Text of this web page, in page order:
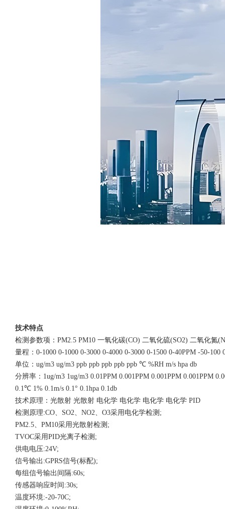
技术特点
检测参数项：PM2.5 PM10 一氧化碳(CO) 二氧化硫(SO2) 二氧化氮
量程：0-1000 0-1000 0-3000 0-4000 0-3000 0-1500 0-40PPM -50-100
单位：ug/m3 ug/m3 ppb ppb ppb ppb ppb ℃ %RH m/s hpa db
分辨率：1ug/m3 1ug/m3 0.01PPM 0.001PPM 0.001PPM 0.001PPM
0.1℃ 1% 0.1m/s 0.1° 0.1hpa 0.1db
技术原理：光散射 光散射 电化学 电化学 电化学 电化学 PID
检测原理:CO、SO2、NO2、O3采用电化学检测;
PM2.5、PM10采用光散射检测;
TVOC采用PID光离子检测;
供电电压:24V;
信号输出:GPRS信号(标配);
每组信号输出间隔:60s;
传感器响应时间:30s;
温度环境:-20-70C;